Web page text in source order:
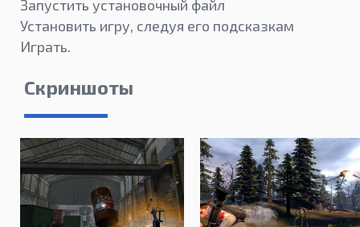
Запустить установочный файл
Установить игру, следуя его подсказкам
Играть.
Скриншоты